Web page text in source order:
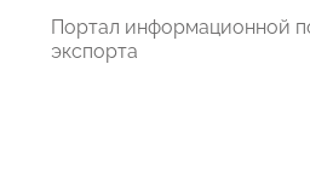
Портал информационной
экспорта